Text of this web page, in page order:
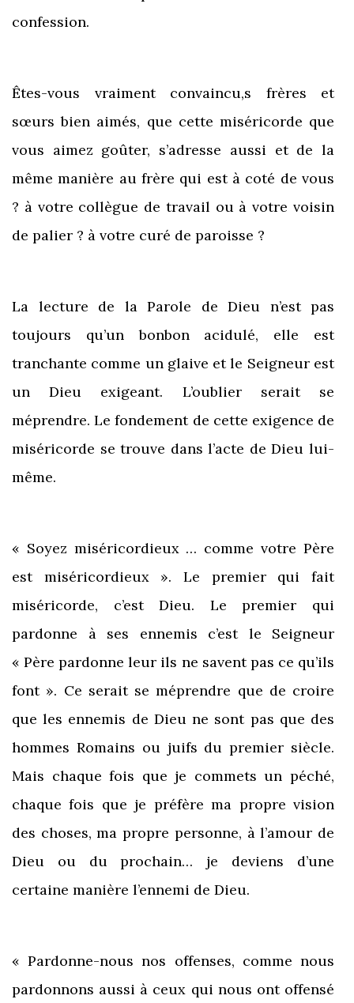
confession.
Êtes-vous vraiment convaincu,s frères et
sœurs bien aimés, que cette miséricorde que
vous aimez goûter, s’adresse aussi et de la
même manière au frère qui est à coté de vous
? à votre collègue de travail ou à votre voisin
de palier ? à votre curé de paroisse ?
La lecture de la Parole de Dieu n’est pas
toujours qu’un bonbon acidulé, elle est
tranchante comme un glaive et le Seigneur est
un Dieu exigeant. L’oublier serait se
méprendre. Le fondement de cette exigence de
miséricorde se trouve dans l’acte de Dieu lui-
même.
« Soyez miséricordieux … comme votre Père
est miséricordieux ». Le premier qui fait
miséricorde, c’est Dieu. Le premier qui
pardonne à ses ennemis c’est le Seigneur
« Père pardonne leur ils ne savent pas ce qu’ils
font ». Ce serait se méprendre que de croire
que les ennemis de Dieu ne sont pas que des
hommes Romains ou juifs du premier siècle.
Mais chaque fois que je commets un péché,
chaque fois que je préfère ma propre vision
des choses, ma propre personne, à l’amour de
Dieu ou du prochain… je deviens d’une
certaine manière l’ennemi de Dieu.
« Pardonne-nous nos offenses, comme nous
pardonnons aussi à ceux qui nous ont offensé